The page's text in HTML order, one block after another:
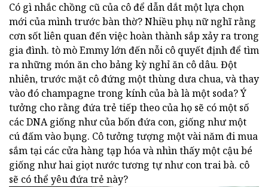
Có gì nhắc chồng cũ của cô để dẫn dắt một lựa chọn
mới của mình trước bàn thờ? Nhiều phụ nữ nghĩ rằng
cơn sốt liên quan đến việc hoàn thành sắp xảy ra trong
gia đình. tò mò Emmy lớn đến nỗi cô quyết định để tìm
ra những món ăn cho bảng kỳ nghỉ ăn cô dâu. Đột
nhiên, trước mặt cô đứng một thùng dưa chua, và thay
vào đó champagne trong kính của bà là một soda? Ý
tưởng cho rằng đứa trẻ tiếp theo của họ sẽ có một số
các DNA giống như của bốn đứa con, giống như một
cú đấm vào bụng. Cô tưởng tượng một vài năm đi mua
sắm tại các cửa hàng tạp hóa và nhìn thấy một cậu bé
giống như hai giọt nước tương tự như con trai bà. cô
sẽ có thể yêu đứa trẻ này?